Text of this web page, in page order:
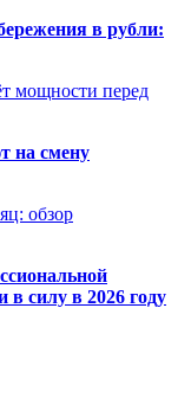
в рубли:
мощности перед
на смену
обзор
силу в 2026 году